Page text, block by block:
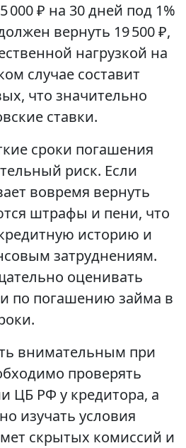
000 ₽ на 30 дней под 1%
вернуть 19 500 ₽,
нагрузкой на
случае составит
что значительно
ставки.
сроки погашения
риск. Если
вовремя вернуть
штрафы и пени, что
историю и
затруднениям.
оценивать
по погашению займа в
внимательным при
проверять
ЦБ РФ у кредитора, а
изучать условия
скрытых комиссий и